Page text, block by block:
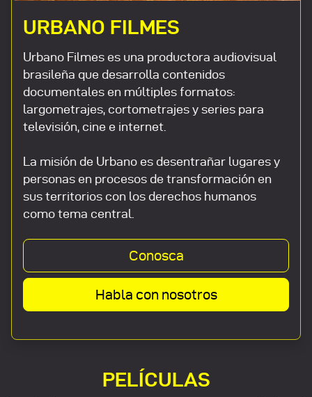
URBANO FILMES
Urbano Filmes es una productora audiovisual
brasileña que desarrolla contenidos
documentales en múltiples formatos:
largometrajes, cortometrajes y series para
televisión, cine e internet.
La misión de Urbano es desentrañar lugares y
personas en procesos de transformación en
sus territorios con los derechos humanos
como tema central.
Conosca
Habla con nosotros
PELÍCULAS